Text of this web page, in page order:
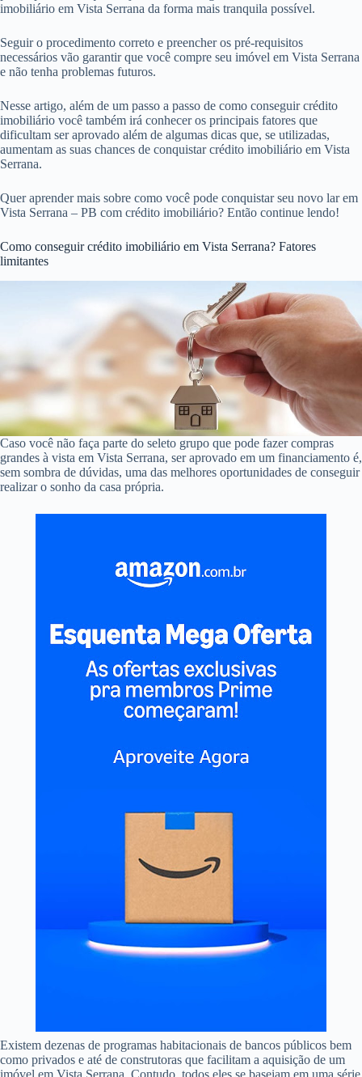
imobiliário em Vista Serrana da forma mais tranquila possível.
Seguir o procedimento correto e preencher os pré-requisitos
necessários vão garantir que você compre seu imóvel em Vista Serrana
e não tenha problemas futuros.
Nesse artigo, além de um passo a passo de como conseguir crédito
imobiliário você também irá conhecer os principais fatores que
dificultam ser aprovado além de algumas dicas que, se utilizadas,
aumentam as suas chances de conquistar crédito imobiliário em Vista
Serrana.
Quer aprender mais sobre como você pode conquistar seu novo lar em
Vista Serrana – PB com crédito imobiliário? Então continue lendo!
Como conseguir crédito imobiliário em Vista Serrana? Fatores
limitantes
Caso você não faça parte do seleto grupo que pode fazer compras
grandes à vista em Vista Serrana, ser aprovado em um financiamento é,
sem sombra de dúvidas, uma das melhores oportunidades de conseguir
realizar o sonho da casa própria.
Existem dezenas de programas habitacionais de bancos públicos bem
como privados e até de construtoras que facilitam a aquisição de um
imóvel em Vista Serrana. Contudo, todos eles se baseiam em uma série